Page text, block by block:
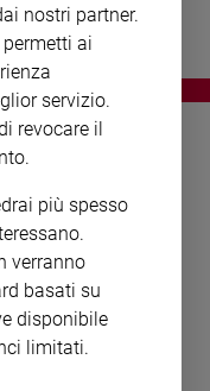
LEGALI
POLICY
nostri partner.
ai
servizio.
revocare il
più spesso
verranno
basati su
disponibile
limitati.